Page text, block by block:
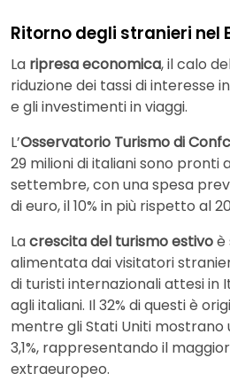
Ritorno degli stranieri nel
La ripresa economica, il calo
riduzione dei tassi di interesse
e gli investimenti in viaggi.
L’Osservatorio Turismo di
29 milioni di italiani sono pronti
settembre, con una spesa
di euro, il 10% in più rispetto al
Lacrescita del turismo estivoè
alimentata dai visitatori
di turisti internazionali attesi in
agli italiani. Il 32% di questi è
mentre gli Stati Uniti
3,1%, rappresentando il
extraeuropeo.